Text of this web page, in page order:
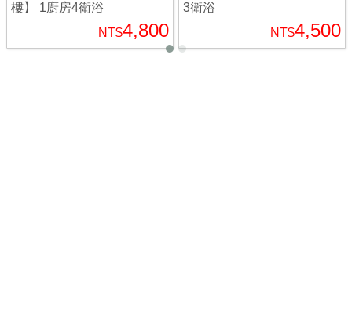
樓】 1廚房4衛浴
NT$4,800
3衛浴
NT$4,500